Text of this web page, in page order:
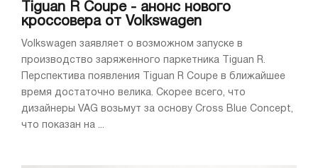
Tiguan R Coupe - анонс нового
кроссовера от Volkswagen
Volkswagen заявляет о возможном запуске в
производство заряженного паркетника Tiguan R.
Перспектива появления Tiguan R Coupe в ближайшее
время достаточно велика. Скорее всего, что
дизайнеры VAG возьмут за основу Cross Blue Concept,
что показан на ...